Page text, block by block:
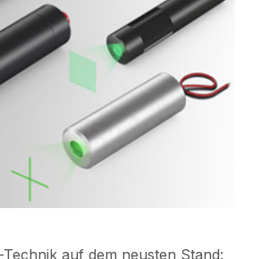
auf dem neusten Stand: